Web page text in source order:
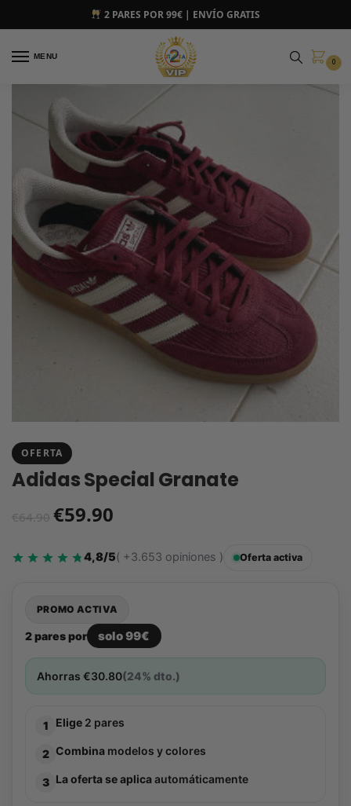
2 PARES POR 99€ | ENVÍO GRATIS
MENU
0
OFERTA
Adidas Special Granate
€64.90 €59.90
4,8/5( +3.653 opiniones ) Oferta activa
PROMO ACTIVA
2 pares por solo 99€
Ahorras €30.80(24% dto.)
1 Elige 2 pares
2 Combina modelos y colores
3 La oferta se aplicaautomáticamente